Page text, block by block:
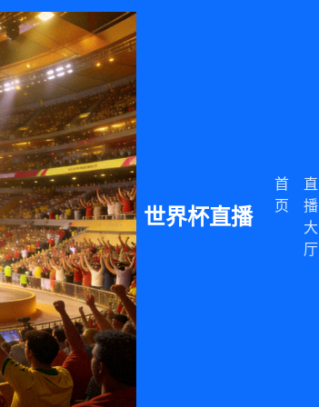
世界杯直播
首
页
直
播
大
厅